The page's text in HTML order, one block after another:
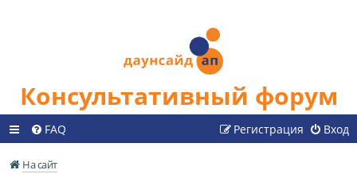
Консультативный форум
FAQ Вход
Регистрация
На сайт